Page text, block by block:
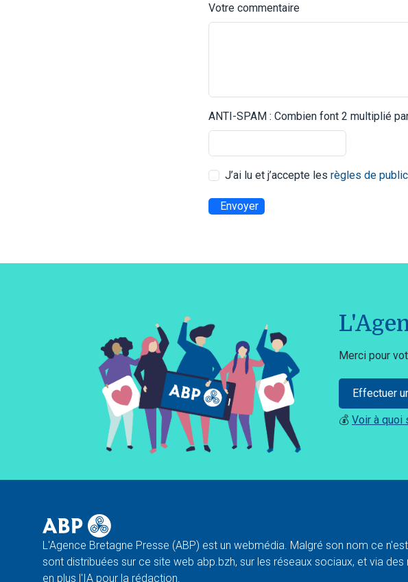
Votre commentaire
ANTI-SPAM : Combien font 2 multiplié
J’ai lu et j’accepte les règles de
Envoyer
Merci pour
Effectuer
💰 Voir à quoi
L'Agence Bretagne Presse (ABP) est un webmédia. Malgré son nom ce
sont distribuées sur ce site web abp.bzh, sur les réseaux sociaux, et via
en plus l'IA pour la rédaction.